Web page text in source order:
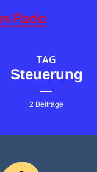
TAG
Steuerung
2 Beiträge